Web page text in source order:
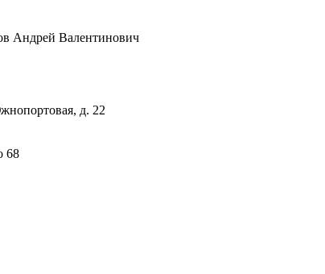
Андрей Валентинович
д. 22
68